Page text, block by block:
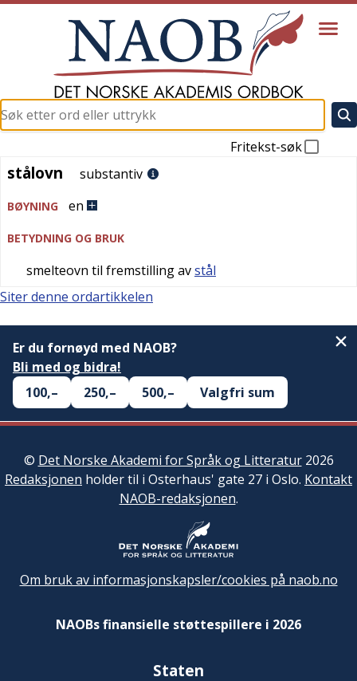
Fritekst-søk
stålovn
stålovn substantiv
BØYNING en
BETYDNING OG BRUK
smelteovn til fremstilling avstål
Siter denne ordartikkelen
Er du fornøyd med NAOB?
Bli med og bidra!
100,–
250,– 500,– Valgfri sum
© Det Norske Akademi for Språk og Litteratur2026
Redaksjonen holder til i Osterhaus' gate 27 i Oslo. Kontakt
NAOB-redaksjonen.
Om bruk av informasjonskapsler/cookies på naob.no
NAOBs finansielle støttespillere i 2026
Staten